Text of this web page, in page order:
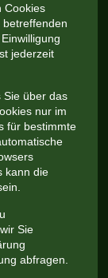
Cookies
jederzeit
Sie über das
nur im
für bestimmte
kann die
Sie
abfragen.